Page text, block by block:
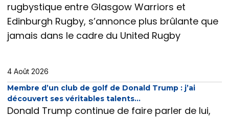
rugbystique entre Glasgow Warriors et
Edinburgh Rugby, s’annonce plus brûlante que
jamais dans le cadre du United Rugby
4 Août 2026
Membre d’un club de golf de Donald Trump : j’ai
découvert ses véritables talents…
Donald Trump continue de faire parler de lui,